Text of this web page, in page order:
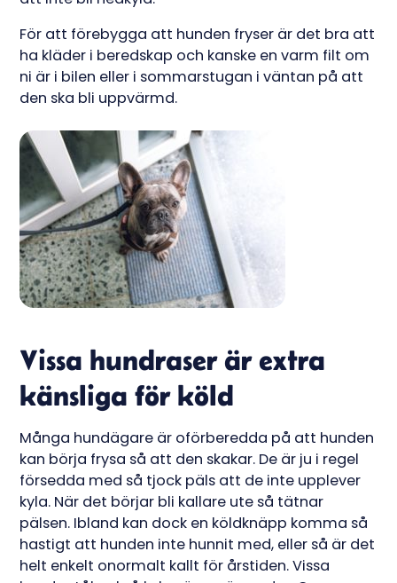
För att förebygga att hunden fryser är det bra att
ha kläder i beredskap och kanske en varm filt om
ni är i bilen eller i sommarstugan i väntan på att
den ska bli uppvärmd.
Vissa hundraser är extra
känsliga för köld
Många hundägare är oförberedda på att hunden
kan börja frysa så att den skakar. De är ju i regel
försedda med så tjock päls att de inte upplever
kyla. När det börjar bli kallare ute så tätnar
pälsen. Ibland kan dock en köldknäpp komma så
hastigt att hunden inte hunnit med, eller så är det
helt enkelt onormalt kallt för årstiden. Vissa